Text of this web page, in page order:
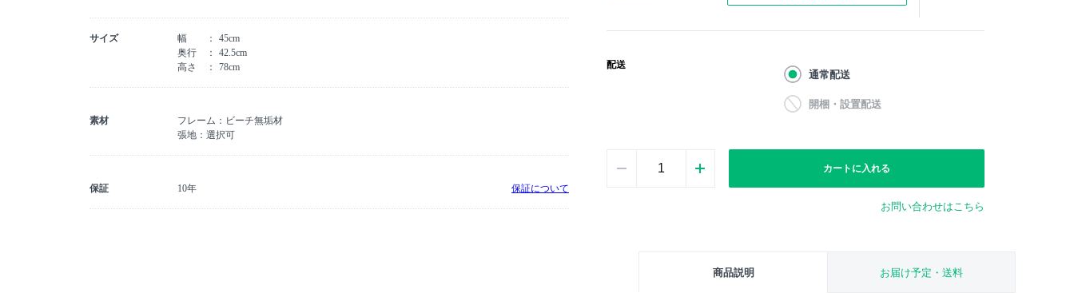
配送
通常配送
開梱・設置配送
カートに入れる
お問い合わせはこちら
商品説明 お届け予定・送料
サイズ 幅
45cm
奥行
42.5cm
高さ
78cm
素材
フレーム：ビーチ無垢材
張地：選択可
保証 10年 保証について